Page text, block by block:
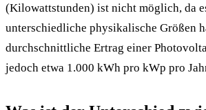
(Kilowattstunden) ist nicht möglich, da
unterschiedliche physikalische Größen
durchschnittliche Ertrag einer
jedoch etwa 1.000 kWh pro kWp pro